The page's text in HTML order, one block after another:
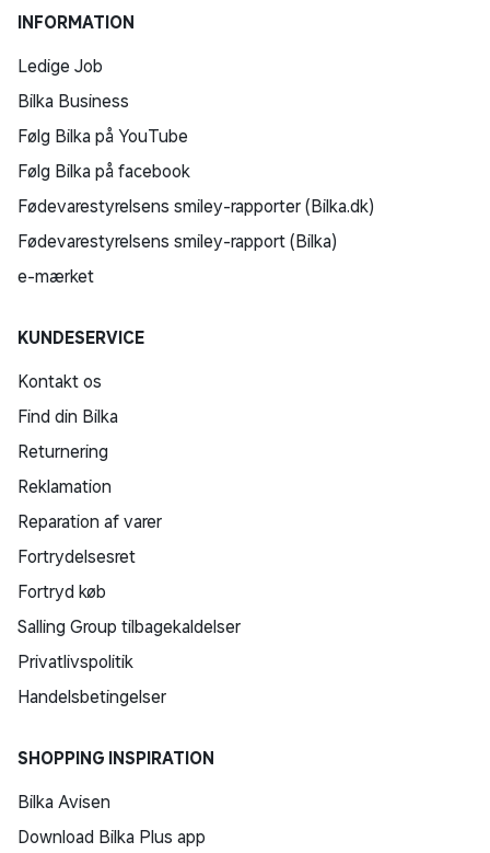
INFORMATION
Ledige Job
Bilka Business
Følg Bilka på YouTube
Følg Bilka på facebook
Fødevarestyrelsens smiley-rapporter (Bilka.dk)
Fødevarestyrelsens smiley-rapport (Bilka)
e-mærket
KUNDESERVICE
Kontakt os
Find din Bilka
Returnering
Reklamation
Reparation af varer
Fortrydelsesret
Fortryd køb
Salling Group tilbagekaldelser
Privatlivspolitik
Handelsbetingelser
SHOPPING INSPIRATION
Bilka Avisen
Download Bilka Plus app